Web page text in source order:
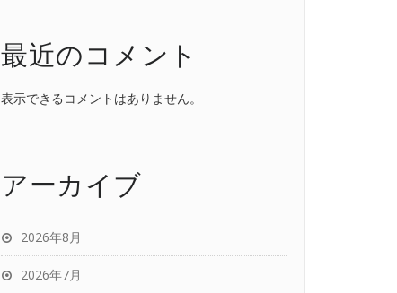
最近のコメント
表示できるコメントはありません。
アーカイブ
2026年8月
2026年7月